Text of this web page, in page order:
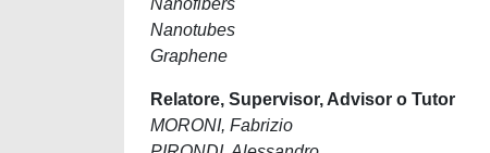
Nanofibers
Nanotubes
Graphene
Relatore, Supervisor, Advisor o Tutor
MORONI, Fabrizio